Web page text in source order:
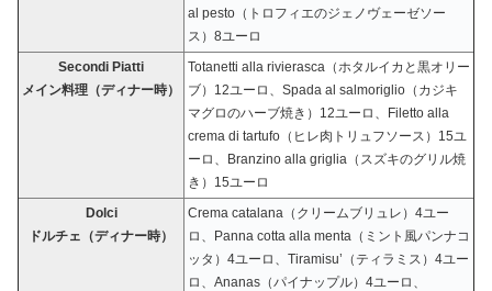
al pesto（トロフィエのジェノヴェーゼソー
ス）8ユーロ
Secondi Piatti
メイン料理（ディナー時）
Totanetti alla rivierasca（ホタルイカと黒オリー
ブ）12ユーロ、Spada al salmoriglio（カジキ
マグロのハーブ焼き）12ユーロ、Filetto alla
crema di tartufo（ヒレ肉トリュフソース）15ユ
ーロ、Branzino alla griglia（スズキのグリル焼
き）15ユーロ
Dolci
ドルチェ（ディナー時）
Crema catalana（クリームブリュレ）4ユー
ロ、Panna cotta alla menta（ミント風パンナコ
ッタ）4ユーロ、Tiramisu’（ティラミス）4ユー
ロ、Ananas（パイナップル）4ユーロ、